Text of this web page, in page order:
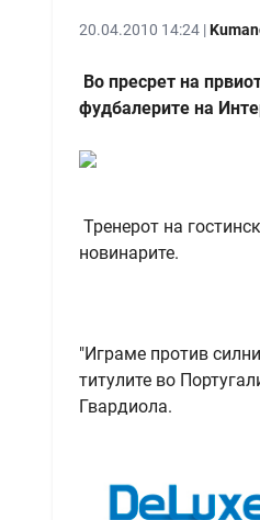
20.04.2010 14:24 |
Во пресрет на
фудбалерите на
Тренерот на
новинарите.
"Играме против
титулите во
Гвардиола.